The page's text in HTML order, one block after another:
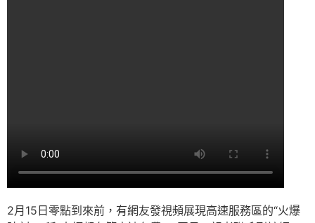
2月15日零點到來前，有網友發視頻展現高速服務區的“火爆